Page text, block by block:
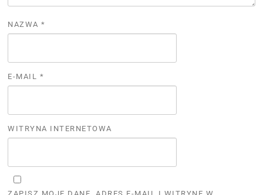
NAZWA*
E-MAIL *
WITRYNA INTERNETOWA